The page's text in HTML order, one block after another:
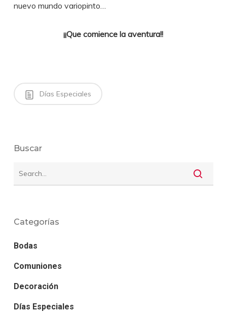
nuevo mundo variopinto…
¡¡Que comience la aventura!!
Días Especiales
Buscar
Categorías
Bodas
Comuniones
Decoración
Días Especiales